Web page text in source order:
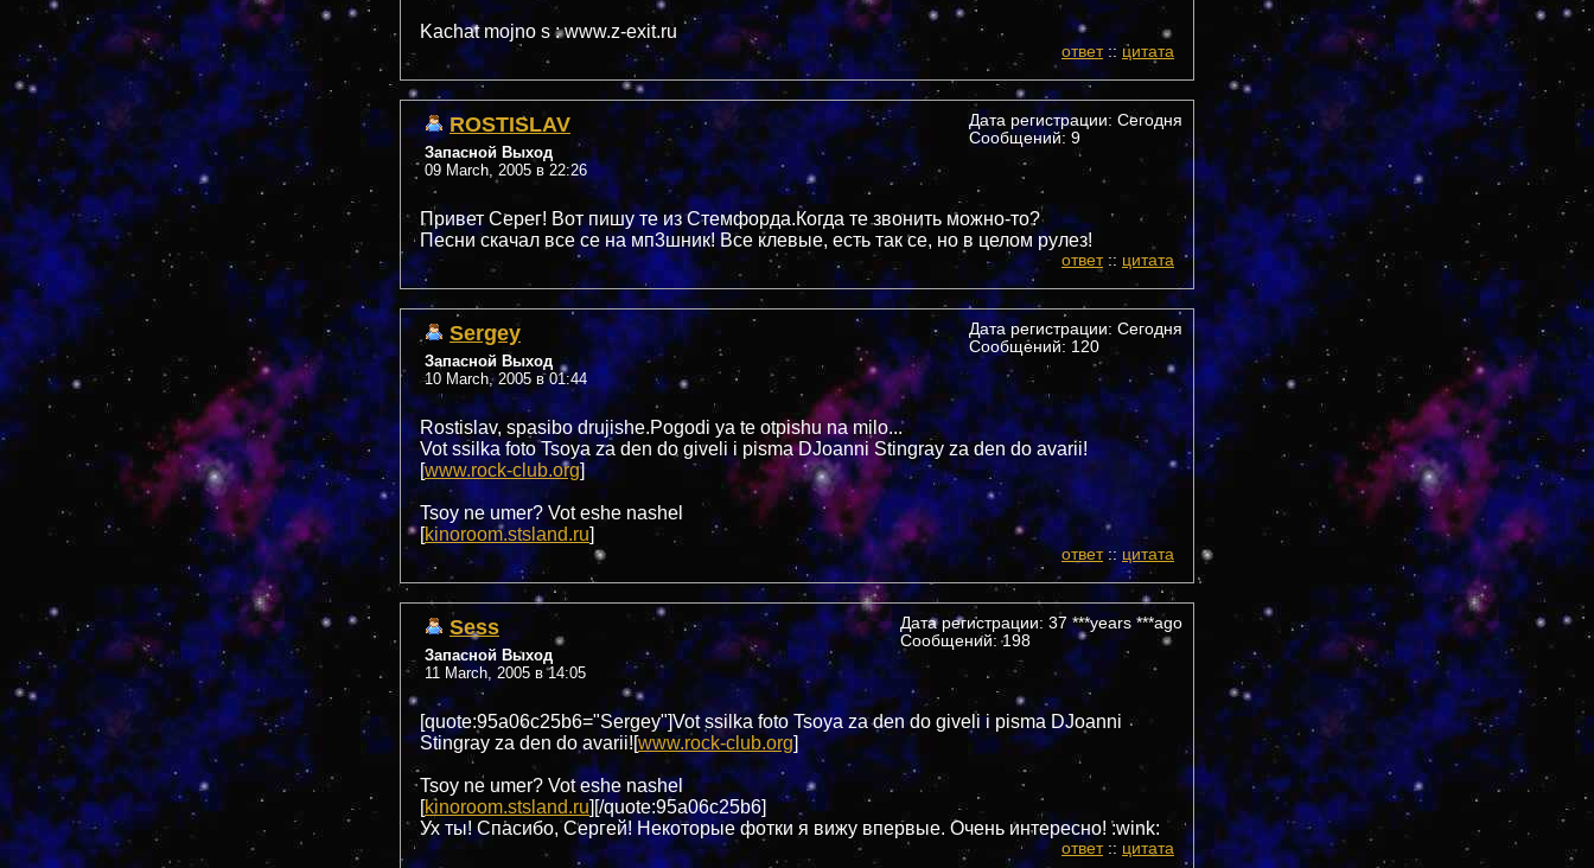
Kachat mojno s : www.z-exit.ru
ответ:: цитата
ROSTISLAV
Запасной Выход
09 March, 2005 в 22:26
Дата регистрации: Сегодня
Сообщений: 9
Привет Серег! Вот пишу те из Стемфорда.Когда те звонить можно-то?
Песни скачал все се на мп3шник! Все клевые, есть так се, но в целом рулез!
ответ:: цитата
Sergey
Запасной Выход
10 March, 2005 в 01:44
Дата регистрации: Сегодня
Сообщений: 120
Rostislav, spasibo drujishe.Pogodi ya te otpishu na milo...
Vot ssilka foto Tsoya za den do giveli i pisma DJoanni Stingray za den do avarii!
[www.rock-club.org]
Tsoy ne umer? Vot eshe nashel
[kinoroom.stsland.ru]
ответ:: цитата
Sess
Запасной Выход
11 March, 2005 в 14:05
Дата регистрации: 37 ***years ***ago
Сообщений: 198
[quote:95a06c25b6="Sergey"]Vot ssilka foto Tsoya za den do giveli i pisma DJoanni
Stingray za den do avarii![www.rock-club.org]
Tsoy ne umer? Vot eshe nashel
[kinoroom.stsland.ru][/quote:95a06c25b6]
Ух ты! Спасибо, Сергей! Некоторые фотки я вижу впервые. Очень интересно! :wink:
ответ:: цитата